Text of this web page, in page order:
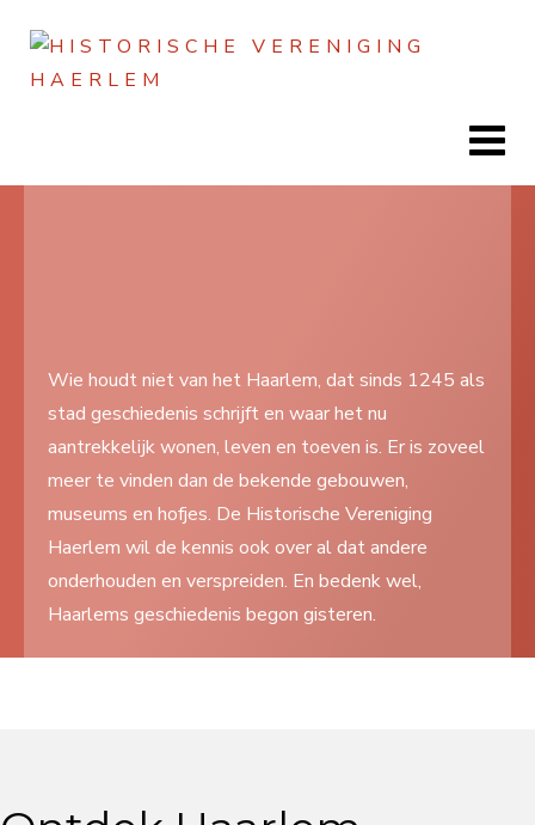
Lezen
Over ons
Search
Wie houdt niet van het Haarlem, dat sinds 1245 als
stad geschiedenis schrijft en waar het nu
aantrekkelijk wonen, leven en toeven is. Er is zoveel
meer te vinden dan de bekende gebouwen,
museums en hofjes. De Historische Vereniging
Haerlem wil de kennis ook over al dat andere
onderhouden en verspreiden. En bedenk wel,
Haarlems geschiedenis begon gisteren.